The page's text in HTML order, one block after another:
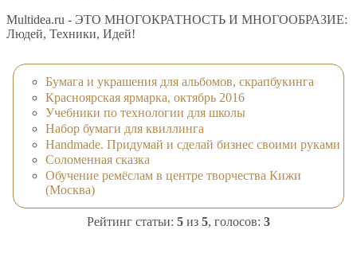
Multidea.ru - ЭТО МНОГОКРАТНОСТЬ И МНОГООБРАЗИЕ:
Людей, Техники, Идей!
Бумага и украшения для альбомов, скрапбукинга
Красноярская ярмарка, октябрь 2016
Учебники по технологии для школы
Набор бумаги для квиллинга
Handmade. Придумай и сделай бизнес своими руками
Соломенная сказка
Обучение ремёслам в центре творчества Кижи
(Москва)
Рейтинг статьи: 5 из 5, голосов: 3